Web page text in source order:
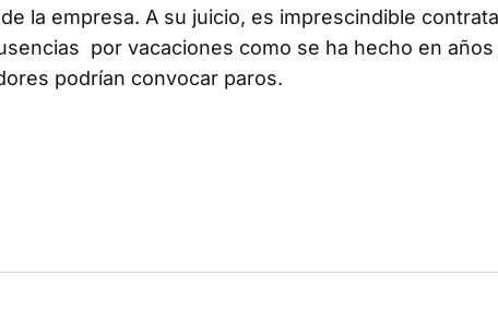
la empresa. A su juicio, es imprescindible
por vacaciones como se ha hecho en años
podrían convocar paros.